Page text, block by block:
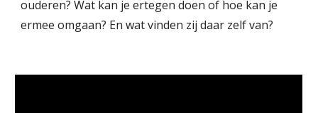
ouderen? Wat kan je ertegen doen of hoe kan je
ermee omgaan? En wat vinden zij daar zelf van?